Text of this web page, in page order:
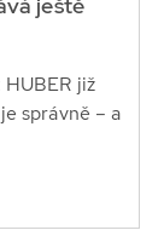
ještě
již
správně – a